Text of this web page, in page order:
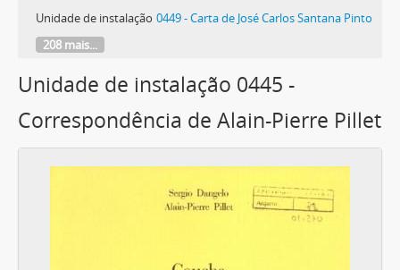
Unidade de instalação 0449 - Carta de José Carlos Santana Pinto
208 mais...
Unidade de instalação 0445 -
Correspondência de Alain-Pierre Pillet